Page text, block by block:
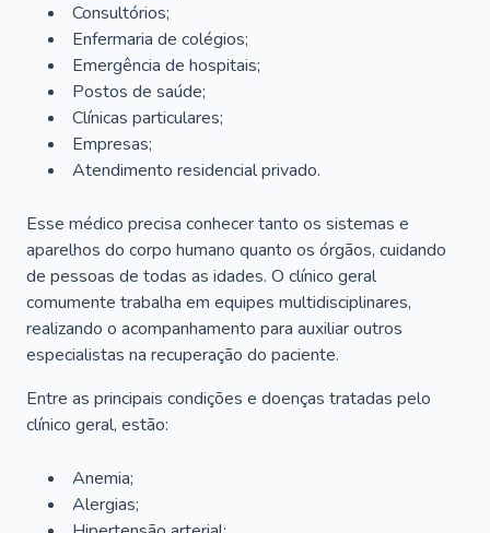
Consultórios;
Enfermaria de colégios;
Emergência de hospitais;
Postos de saúde;
Clínicas particulares;
Empresas;
Atendimento residencial privado.
Esse médico precisa conhecer tanto os sistemas e
aparelhos do corpo humano quanto os órgãos, cuidando
de pessoas de todas as idades. O clínico geral
comumente trabalha em equipes multidisciplinares,
realizando o acompanhamento para auxiliar outros
especialistas na recuperação do paciente.
Entre as principais condições e doenças tratadas pelo
clínico geral, estão:
Anemia;
Alergias;